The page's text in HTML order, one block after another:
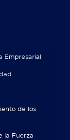
Empresarial
de los
la Fuerza